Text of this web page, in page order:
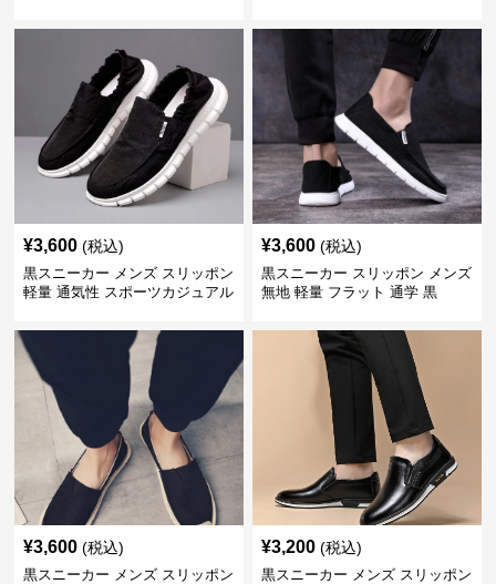
¥3,600 (税込)
黒スニーカー メンズ スリッポン
軽量 通気性 スポーツカジュアル
¥3,600 (税込)
黒スニーカー スリッポン メンズ
無地 軽量 フラット 通学 黒
¥3,600 (税込)
黒スニーカー メンズ スリッポン
¥3,200 (税込)
黒スニーカー メンズ スリッポン